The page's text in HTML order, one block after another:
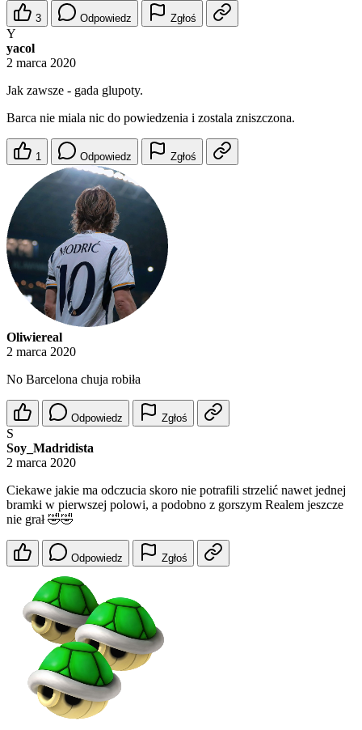
3 Odpowiedz Zgłoś
Y
yacol
2 marca 2020
Jak zawsze - gada glupoty.
Barca nie miala nic do powiedzenia i zostala zniszczona.
1 Odpowiedz Zgłoś
Oliwiereal
2 marca 2020
No Barcelona chuja robiła
Odpowiedz Zgłoś
S
Soy_Madridista
2 marca 2020
Ciekawe jakie ma odczucia skoro nie potrafili strzelić nawet jednej
bramki w pierwszej polowi, a podobno z gorszym Realem jeszcze
nie grał 🤣🤣
Odpowiedz Zgłoś